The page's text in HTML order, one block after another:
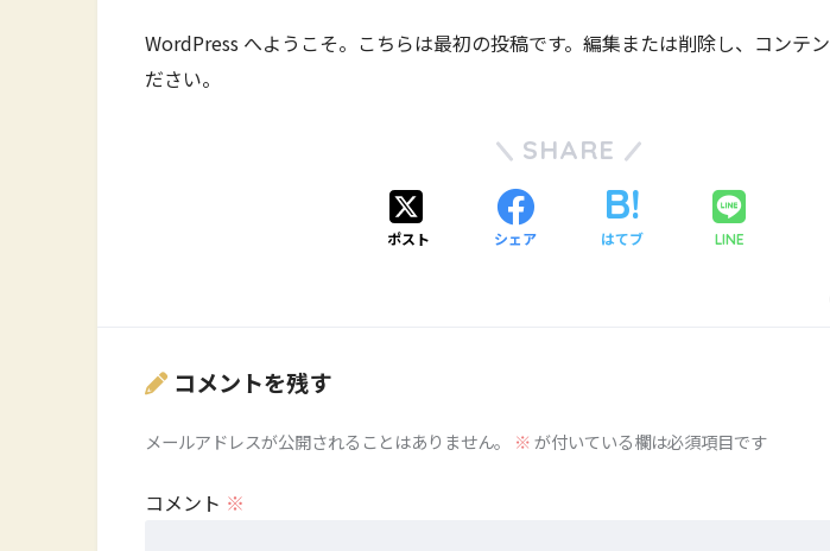
WordPress へようこそ。こちらは最初の投稿です。編集または削除し、コンテ
ださい。
SHARE
ポスト シェア はてブ LINE
コメントを残す
メールアドレスが公開されることはありません。 ※が付いている欄は必須項目です
コメント ※